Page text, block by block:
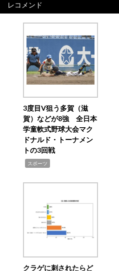
レコメンド
3度目V狙う多賀（滋
賀）などが8強 全日本
学童軟式野球大会マク
ドナルド・トーナメン
トの3回戦
スポーツ
クラゲに刺されたらど